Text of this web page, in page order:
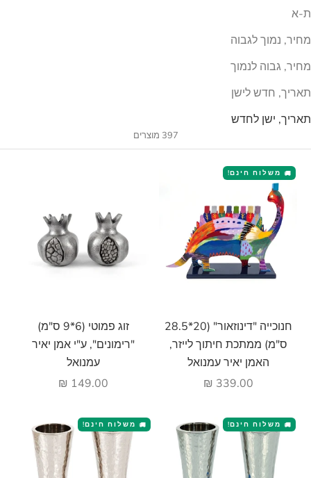
ת-א
מחיר, נמוך לגבוה
מחיר, גבוה לנמוך
תאריך, חדש לישן
תאריך, ישן לחדש
397 מוצרים
🚚 משלוח חינם!
הוסף לעגלה
חנוכייה "דינוזאור" (20*28.5
ס"מ) ממתכת חיתוך לייזר,
האמן יאיר עמנואל
מחיר מבצע
339.00 ₪
זוג פמוטי (6*9 ס"מ)
"רימונים", ע"י אמן יאיר
עמנואל
מחיר מבצע
149.00 ₪
🚚 משלוח חינם! 🚚 משלוח חינם!